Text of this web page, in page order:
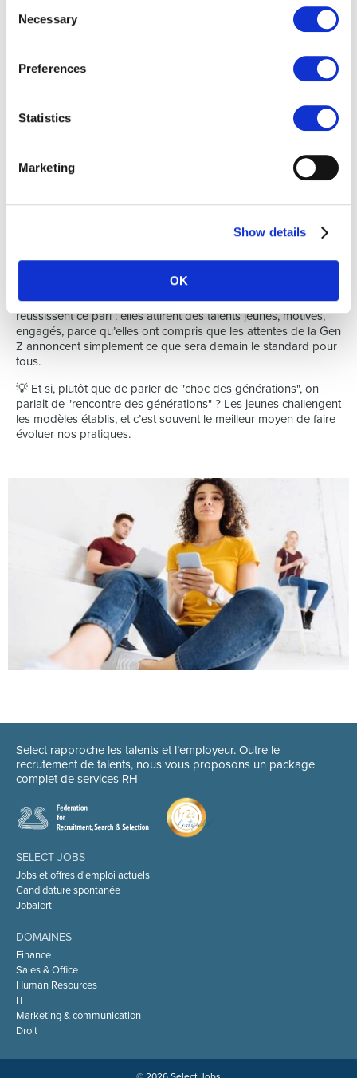
Selection
Necessary
Preferences
Statistics
Marketing
Show details
OK
Parler vrai :
cette génération détecte immédiatement
l’incohérence. Si vous promettez de la flexibilité mais
Former les managers :
recruter la Gen Z sans adapter le
d’aujourd’hui doit être plus collaboratif, inclusif et orienté
développement.
opportunités d’évolution, c’est investir dans leur fidélité.
En conclusion
Recruter la Gen Z, ce n’est pas « se plier » à une génération
capricieuse. C’est anticiper une transformation profonde du
Au Luxembourg, je vois chaque jour des entreprises qui
réussissent ce pari : elles attirent des talents jeunes, motivés,
engagés, parce qu’elles ont compris que les attentes de la Gen
Z annoncent simplement ce que sera demain le standard pour
tous.
💡 Et si, plutôt que de parler de "choc des générations", on
parlait de "rencontre des générations" ? Les jeunes challengent
les modèles établis, et c’est souvent le meilleur moyen de faire
évoluer nos pratiques.
Select rapproche les talents et l’employeur. Outre le
recrutement de talents, nous vous proposons un package
complet de services RH
SELECT JOBS
Jobs et offres d'emploi actuels
Candidature spontanée
Jobalert
DOMAINES
Finance
Sales & Office
Human Resources
IT
Marketing & communication
Droit